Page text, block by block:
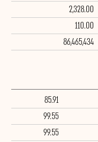
2,328.00
110.00
86,465,434
85.91
99.55
99.55